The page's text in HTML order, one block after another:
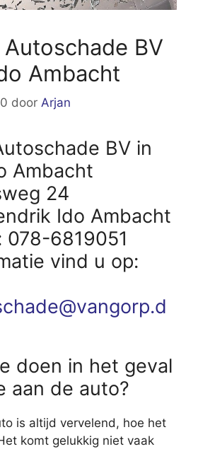
BV
Ambacht
door Arjan
BV in
Ambacht
24
Ido Ambacht
078-6819051
vind u op:
doen in het geval
aan de auto?
is altijd vervelend, hoe het
komt gelukkig niet vaak